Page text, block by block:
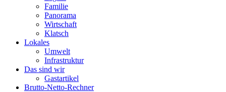
Familie
Panorama
Wirtschaft
Klatsch
Lokales
Umwelt
Infrastruktur
Das sind wir
Gastartikel
Brutto-Netto-Rechner